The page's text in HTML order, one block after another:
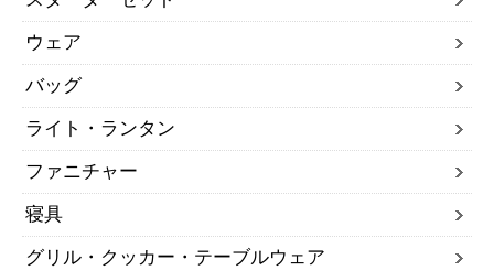
ウェア
バッグ
ライト・ランタン
ファニチャー
寝具
グリル・クッカー・テーブルウェア